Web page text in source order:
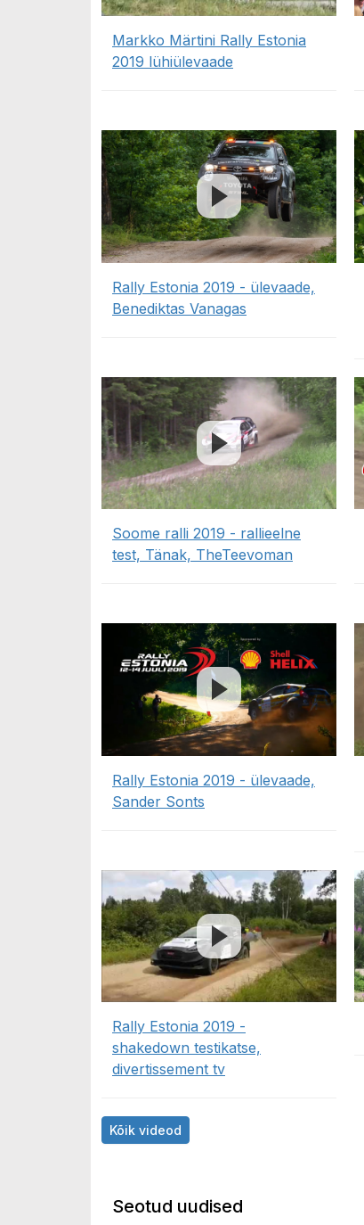
Markko Märtini Rally Estonia
2019 lühiülevaade
Rally Estonia 2019 - ülevaade,
Benediktas Vanagas
Soome ralli 2019 - rallieelne
test, Tänak, TheTeevoman
Rally Estonia 2019 - ülevaade,
Sander Sonts
Rally Estonia 2019 -
shakedown testikatse,
divertissement tv
Kõik videod
Seotud uudised